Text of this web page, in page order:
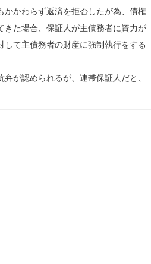
かかわらず返済を拒否したが為、債権
きた場合、保証人が主債務者に資力が
して主債務者の財産に強制執行をする
が認められるが、連帯保証人だと、